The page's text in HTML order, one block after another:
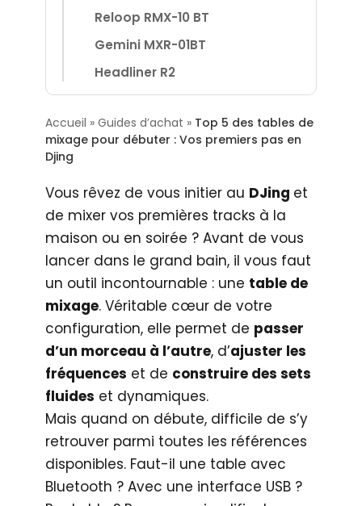
Reloop RMX-10 BT
Gemini MXR-01BT
Headliner R2
Numark M4
Ecler Nuo 2
Accueil » Guides d’achat » Top 5 des tables de
mixage pour débuter : Vos premiers pas en
Djing
Vous rêvez de vous initier au DJing et
de mixer vos premières tracks à la
maison ou en soirée ? Avant de vous
lancer dans le grand bain, il vous faut
un outil incontournable : une table de
mixage. Véritable cœur de votre
configuration, elle permet de passer
d’un morceau à l’autre, d’ajuster les
fréquences et de construire des sets
fluides et dynamiques.
Mais quand on débute, difficile de s’y
retrouver parmi toutes les références
disponibles. Faut-il une table avec
Bluetooth ? Avec une interface USB ?